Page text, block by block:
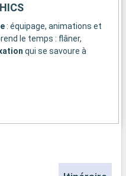
: équipage, animations et
le temps : flâner,
qui se savoure à